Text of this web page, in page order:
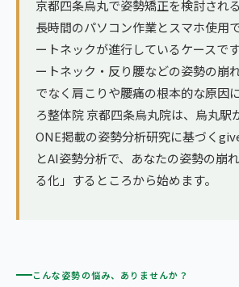
→ エリア一覧（全11エリア）
京都四条烏丸で姿勢矯正を検討され
長時間のパソコン作業とスマホ使用
ートネックが進行しているケースで
ートネック・反り腰などの姿勢の崩
でなく肩こりや腰痛の根本的な原因
ろ整体院 京都四条烏丸院は、烏丸駅
ONE掲載の姿勢分析研究に基づく
とAI姿勢分析で、あなたの姿勢の崩
る化」するところから始めます。
こんな姿勢の悩み、ありませんか？